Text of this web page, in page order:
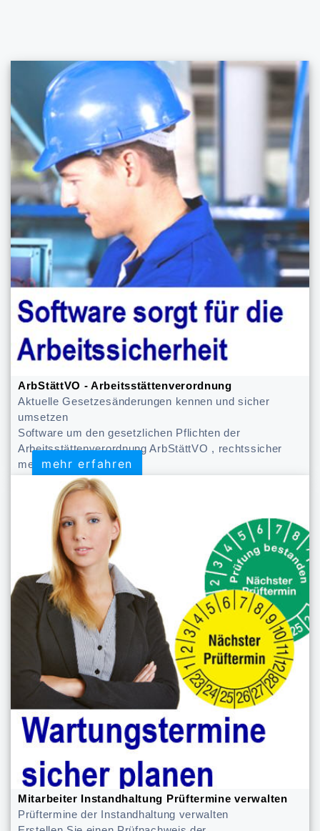
ArbStättVO - Arbeitsstättenverordnung
Aktuelle Gesetzesänderungen kennen und sicher
umsetzen
Software um den gesetzlichen Pflichten der
Arbeitsstättenverordnung ArbStättVO , rechtssicher
meisternmehr erfahren
mehr erfahren
Mitarbeiter Instandhaltung Prüftermine verwalten
Prüftermine der Instandhaltung verwalten